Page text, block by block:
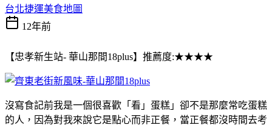
台北捷運美食地圖
12年前
【忠孝新生站- 華山那間18plus】推薦度:★★★★
沒寫食記前我是一個很喜歡「看」蛋糕」卻不是那麼常吃蛋糕
的人，因為對我來說它是點心而非正餐，當正餐都沒時間去考